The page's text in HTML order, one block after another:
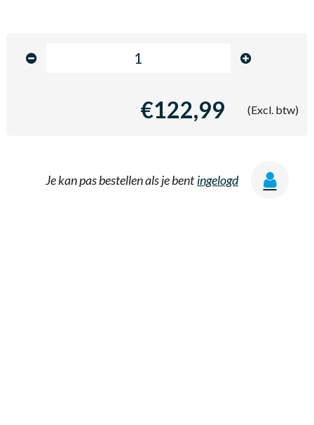
€122,99 (Excl. btw)
Je kan pas bestellen als je bent ingelogd